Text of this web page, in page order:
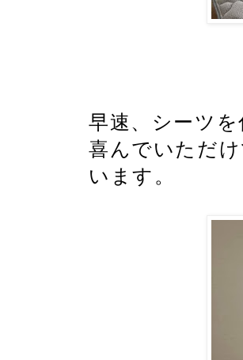
早速、シーツ
喜んでいただ
います。